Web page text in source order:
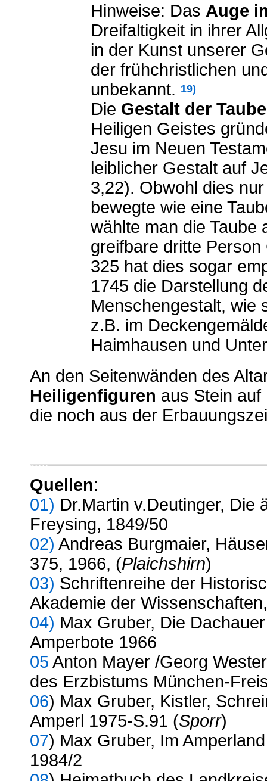
Hinweise: Das Auge
Dreifaltigkeit in ihrer
in der Kunst unserer
der frühchristlichen
unbekannt. 19)
Die Gestalt der Taube
Heiligen Geistes
Jesu im Neuen
leiblicher Gestalt auf
3,22). Obwohl dies
bewegte wie eine
wählte man die Taube
greifbare dritte
325 hat dies sogar
1745 die Darstellung
Menschengestalt, wie
z.B. im
Haimhausen und
An den Seitenwänden des
Heiligenfiguren aus Stein
die noch aus der
Quellen:
01) Dr.Martin v.Deutinger, Die
Freysing, 1849/50
02) Andreas Burgmaier,
375, 1966, (Plaichshirn)
03) Schriftenreihe der
Akademie der
04) Max Gruber, Die
Amperbote 1966
05 Anton Mayer /Georg
des Erzbistums München-
06) Max Gruber, Kistler,
Amperl 1975-S.91 (Sporr)
07) Max Gruber, Im
1984/2